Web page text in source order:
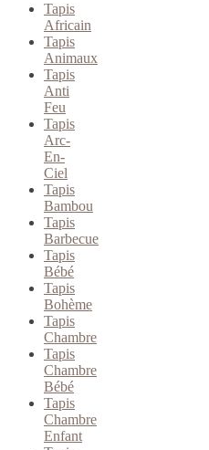
Tapis
Africain
Tapis
Animaux
Tapis
Anti
Feu
Tapis
Arc-
En-
Ciel
Tapis
Bambou
Tapis
Barbecue
Tapis
Bébé
Tapis
Bohème
Tapis
Chambre
Tapis
Chambre
Bébé
Tapis
Chambre
Enfant